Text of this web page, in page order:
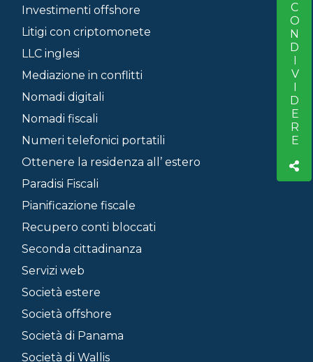
CONDIVIDERE
Investimenti offshore
Litigi con criptomonete
LLC inglesi
Mediazione in conflitti
Nomadi digitali
Nomadi fiscali
Numeri telefonici portatili
Ottenere la residenza all’ estero
Paradisi Fiscali
Pianificazione fiscale
Recupero conti bloccati
Seconda cittadinanza
Servizi web
Società estere
Società offshore
Società di Panama
Società di Wallis